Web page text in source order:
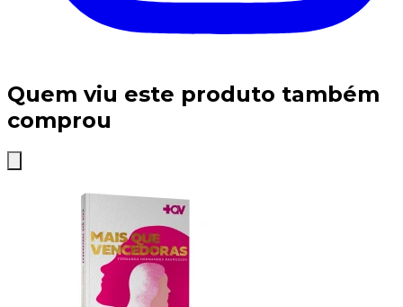
Quem viu este produto também
comprou